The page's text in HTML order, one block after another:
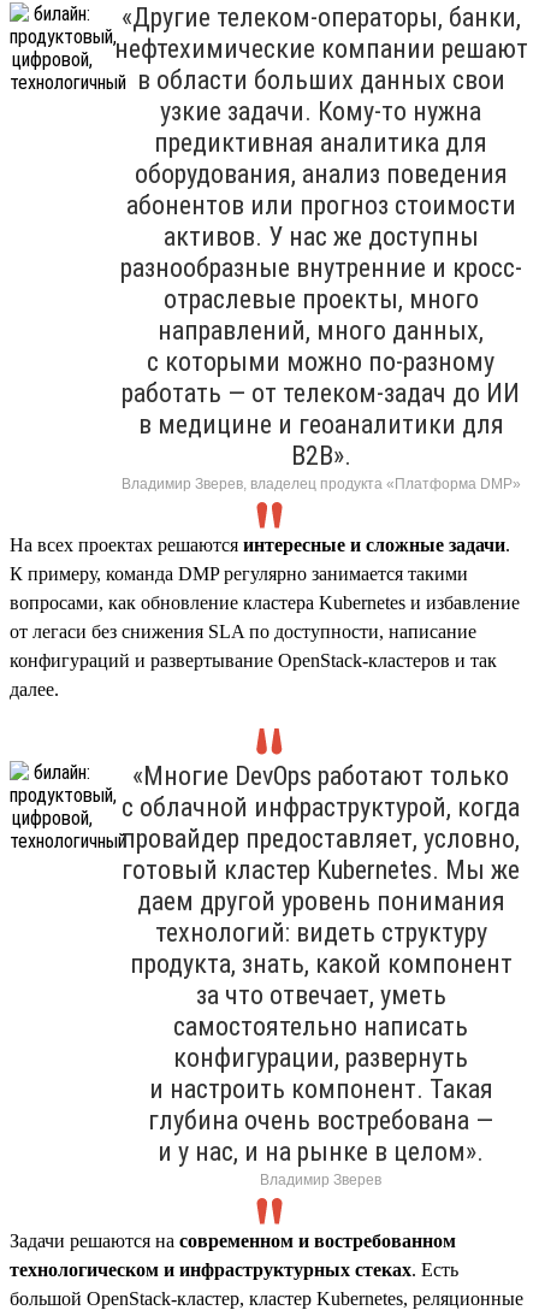
«Другие телеком-операторы, банки,
нефтехимические компании решают
в области больших данных свои
узкие задачи. Кому-то нужна
предиктивная аналитика для
оборудования, анализ поведения
абонентов или прогноз стоимости
активов. У нас же доступны
разнообразные внутренние и кросс-
отраслевые проекты, много
направлений, много данных,
с которыми можно по-разному
работать — от телеком-задач до ИИ
в медицине и геоаналитики для
B2B».
Владимир Зверев, владелец продукта «Платформа DMP»
На всех проектах решаются интересные и сложные задачи.
К примеру, команда DMP регулярно занимается такими
вопросами, как обновление кластера Kubernetes и избавление
от легаси без снижения SLA по доступности, написание
конфигураций и развертывание OpenStack-кластеров и так
далее.
«Многие DevOps работают только
с облачной инфраструктурой, когда
провайдер предоставляет, условно,
готовый кластер Kubernetes. Мы же
даем другой уровень понимания
технологий: видеть структуру
продукта, знать, какой компонент
за что отвечает, уметь
самостоятельно написать
конфигурации, развернуть
и настроить компонент. Такая
глубина очень востребована —
и у нас, и на рынке в целом».
Владимир Зверев
Задачи решаются на современном и востребованном
технологическом и инфраструктурных стеках. Есть
большой OpenStack-кластер, кластер Kubernetes, реляционные